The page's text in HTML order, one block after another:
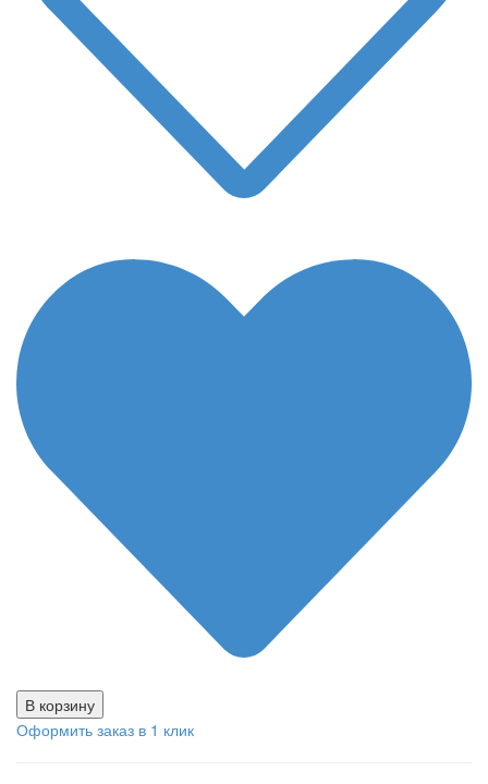
В корзину
Оформить заказ в 1 клик